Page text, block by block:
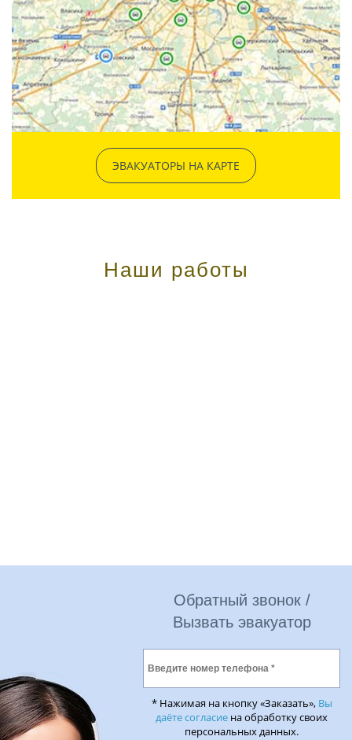
ЭВАКУАТОРЫ НА КАРТЕ
Наши работы
Обратный звонок /
Вызвать эвакуатор
* Нажимая на кнопку «Заказать», Вы
даёте согласие на обработку своих
персональных данных.